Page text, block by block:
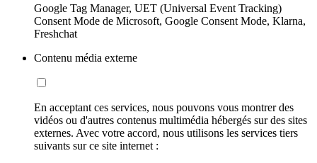
Google Tag Manager, UET (Universal Event Tracking)
Consent Mode de Microsoft, Google Consent Mode, Klarna,
Freshchat
Contenu média externe
En acceptant ces services, nous pouvons vous montrer des
vidéos ou d'autres contenus multimédia hébergés sur des sites
externes. Avec votre accord, nous utilisons les services tiers
suivants sur ce site internet :